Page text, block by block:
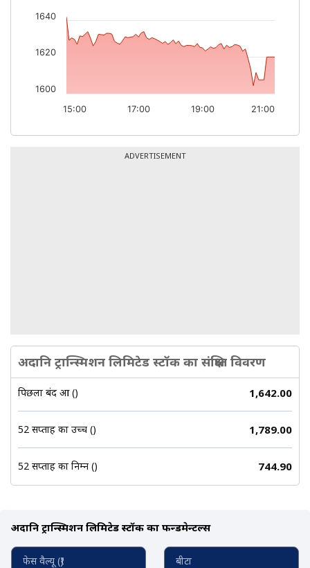
21:00
15:00 17:00 19:00
1600
1620
1640
ADVERTISEMENT
अदानि ट्रान्स्मिशन लिमिटेड स्टॉक का संक्षिप्त विवरण
पिछला बंद हुआ (₹) 1,642.00
52 सप्ताह का उच्च (₹) 1,789.00
52 सप्ताह का निम्न (₹) 744.90
अदानि ट्रान्स्मिशन लिमिटेड स्टॉक का फन्डमेन्टल्स
फेस वैल्यू (₹) बीटा